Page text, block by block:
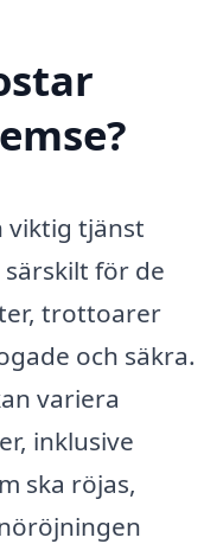
viktig tjänst
för de
trottoarer
och säkra.
variera
inklusive
ska röjas,